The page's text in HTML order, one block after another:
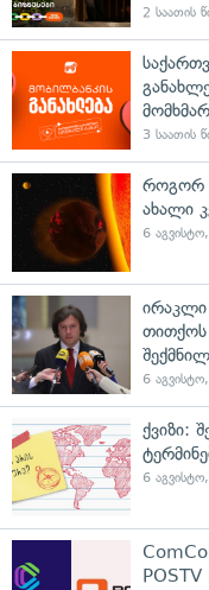
2 საათის
3 საათის
როგორ
ახალი
6
ირაკლი
6
ქვიზი:
6